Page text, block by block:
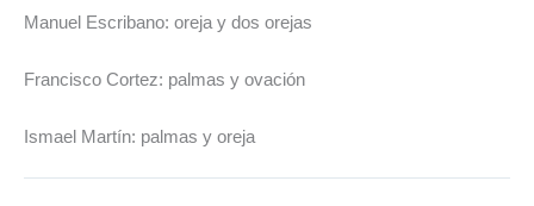
Manuel Escribano: oreja y dos orejas
Francisco Cortez: palmas y ovación
Ismael Martín: palmas y oreja